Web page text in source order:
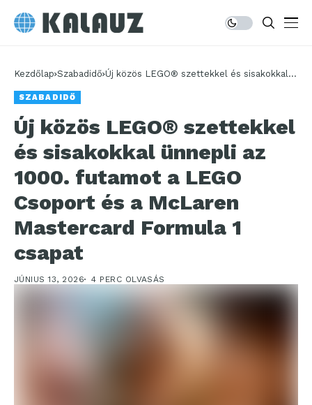
Kezdőlap Szabadidő Új közös LEGO® szettekkel és sisakokkal
SZABADIDŐ
Új közös LEGO® szettekkel
és sisakokkal ünnepli az
1000. futamot a LEGO
Csoport és a McLaren
Mastercard Formula 1
csapat
JÚNIUS 13, 2026 4 PERC OLVASÁS